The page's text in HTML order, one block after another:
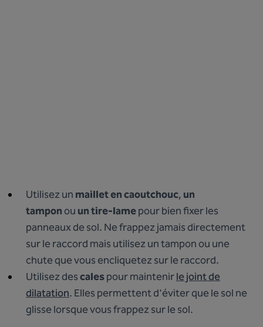
Utilisez un maillet en caoutchouc, un
tamponou un tire-lamepour bien fixer les
panneaux de sol. Ne frappez jamais directement
sur le raccord mais utilisez un tampon ou une
chute que vous encliquetez sur le raccord.
Utilisez descalespour maintenirle joint de
dilatation. Elles permettent d'éviter que le sol ne
glisse lorsque vous frappez sur le sol.